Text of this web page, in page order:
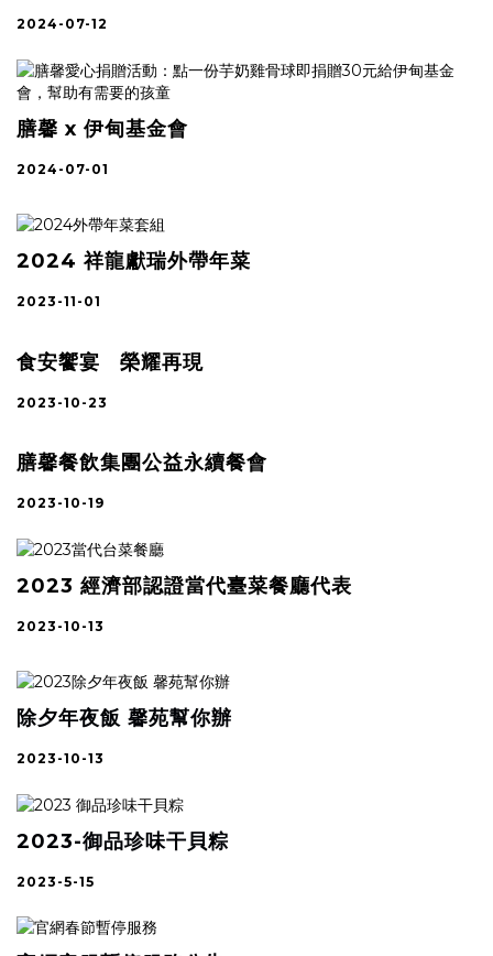
2024-07-12
膳馨 x 伊甸基金會
2024-07-01
2024 祥龍獻瑞外帶年菜
2023-11-01
食安饗宴 榮耀再現
2023-10-23
膳馨餐飲集團公益永續餐會
2023-10-19
2023 經濟部認證當代臺菜餐廳代表
2023-10-13
除夕年夜飯 馨苑幫你辦
2023-10-13
2023-御品珍味干貝粽
2023-5-15